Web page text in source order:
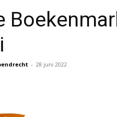
- 28 juni 2022